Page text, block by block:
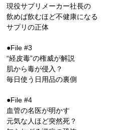
現役サプリメーカー社長の
飲めば飲むほど不健康になる
サプリの正体
●File #3
“経皮毒”の権威が解説
肌から毒が侵入？
毎日使う日用品の裏側
●File #4
血管の名医が明かす
元気な人ほど突然死？